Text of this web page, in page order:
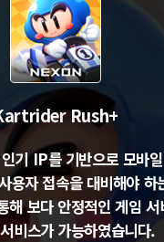
Rush+
기 IP를 기반으로 모바
용자 접속을 대비해야 하
해 보다 안정적인 게임
비스가 가능하였습니다.